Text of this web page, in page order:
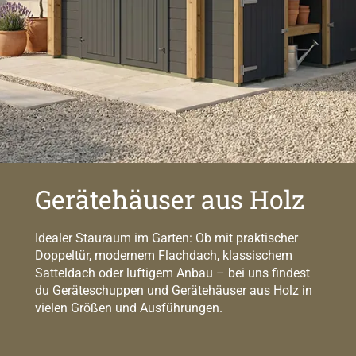
Gerätehäuser aus Holz
Idealer Stauraum im Garten: Ob mit praktischer
Doppeltür, modernem Flachdach, klassischem
Satteldach oder luftigem Anbau – bei uns findest
du Geräteschuppen und Gerätehäuser aus Holz in
vielen Größen und Ausführungen.